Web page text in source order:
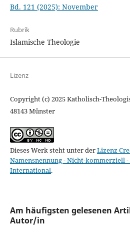
Bd. 121 (2025): November
Rubrik
Islamische Theologie
Lizenz
Copyright (c) 2025 Katholisch-
48143 Münster
Dieses Werk steht unter derLizenz
Namensnennung - Nicht-kommerziell
International.
Am häufigsten gelesenen
Autor/in